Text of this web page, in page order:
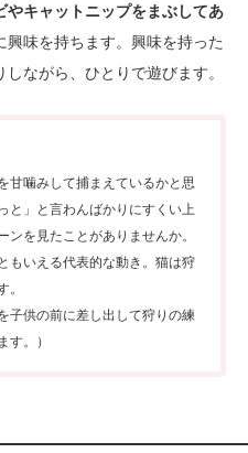
やキャットニップをまぶしてあ
興味を持ちます。興味を持った
ながら、ひとりで遊びます。
甘噛みして捕まえているかと思
と」と言わんばかりにすくい上
を見たことがありませんか。
もいえる代表的な動き。猫は狩
。
子供の前に差し出して狩りの練
す。）